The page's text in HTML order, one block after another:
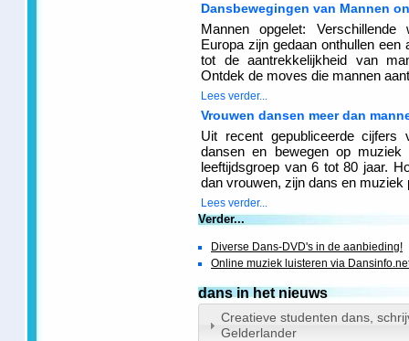
Dansbewegingen van Mannen
Mannen opgelet: Verschillende
Europa zijn gedaan onthullen
tot de aantrekkelijkheid van
Ontdek de moves die mannen
Lees verder...
Vrouwen dansen meer dan
Uit recent gepubliceerde
dansen en bewegen op
leeftijdsgroep van 6 tot 80 jaar.
dan vrouwen, zijn dans en muziek
Lees verder...
Verder...
Diverse Dans-DVD's in de aanbieding!
Online muziek luisteren via
dans in het nieuws
Creatieve studenten dans,
Gelderlander